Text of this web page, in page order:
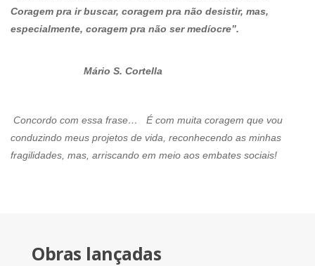
Coragem pra ir buscar, coragem pra não desistir, mas,
especialmente, coragem pra não ser medíocre”.
Mário S. Cortella
Concordo com essa frase… É com muita coragem que vou
conduzindo meus projetos de vida, reconhecendo as minhas
fragilidades, mas, arriscando em meio aos embates sociais!
Obras lançadas